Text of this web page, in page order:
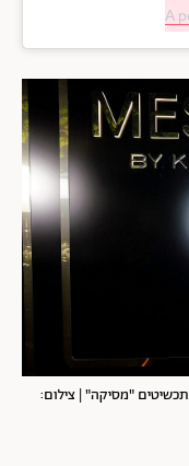
A
"מסיקה" | צילום: